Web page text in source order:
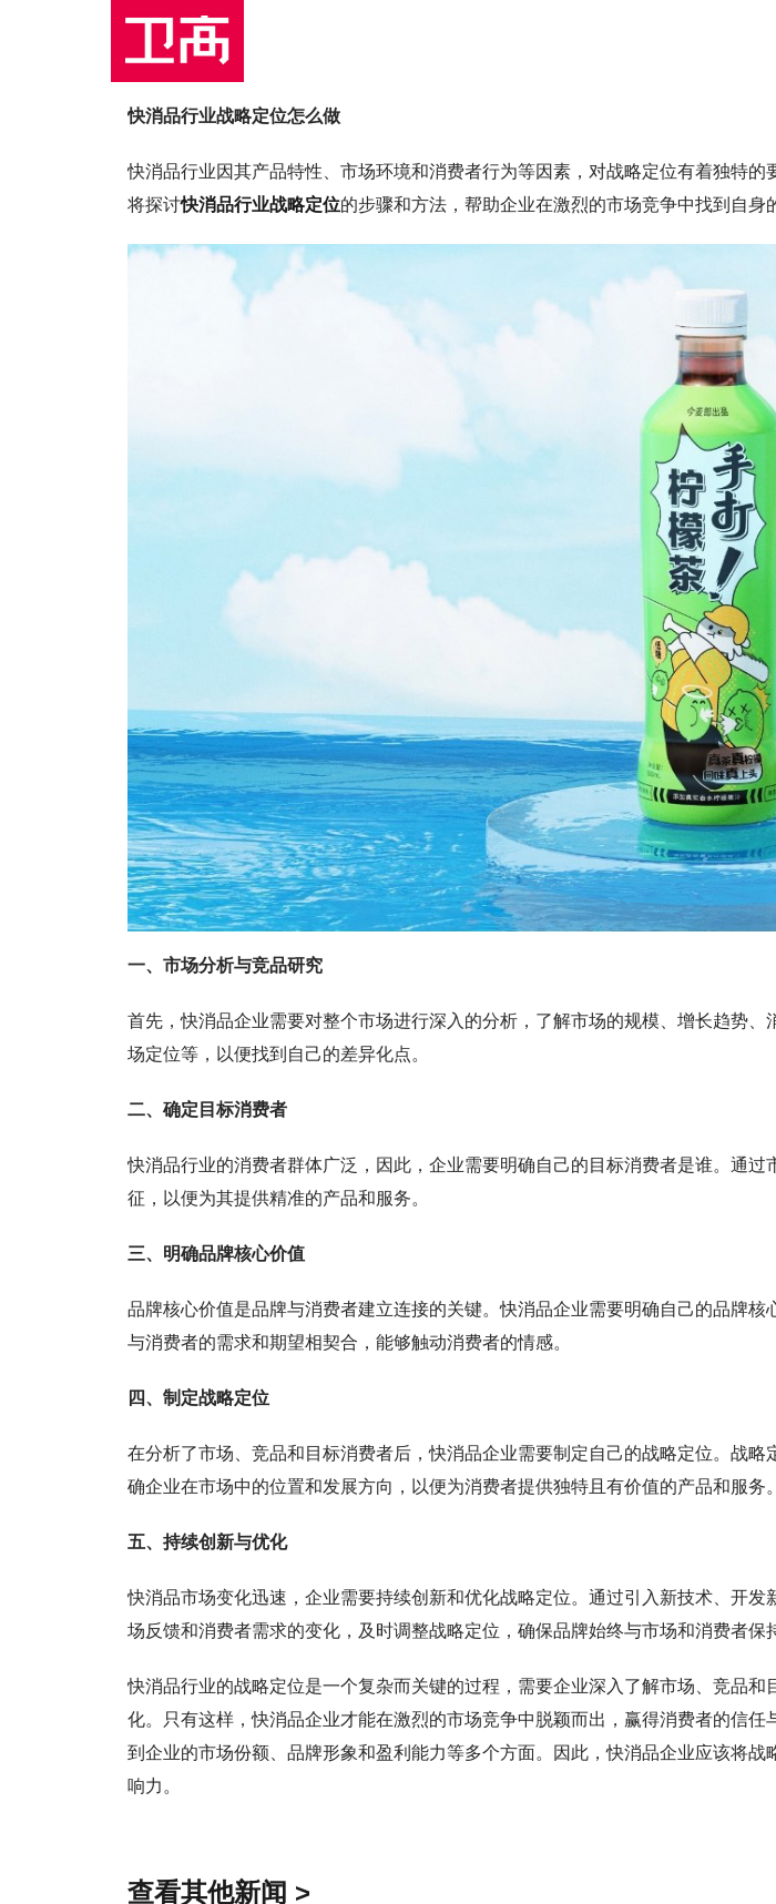
快消品行业战略定位怎么做
快消品行业因其产品特性、市场环境和消费者行为等因素，对战略定位有着独特
将探讨快消品行业战略定位的步骤和方法，帮助企业在激烈的市场竞争中找到自身
一、市场分析与竞品研究
首先，快消品企业需要对整个市场进行深入的分析，了解市场的规模、增长趋势
场定位等，以便找到自己的差异化点。
二、确定目标消费者
快消品行业的消费者群体广泛，因此，企业需要明确自己的目标消费者是谁。通
征，以便为其提供精准的产品和服务。
三、明确品牌核心价值
品牌核心价值是品牌与消费者建立连接的关键。快消品企业需要明确自己的品牌
与消费者的需求和期望相契合，能够触动消费者的情感。
四、制定战略定位
在分析了市场、竞品和目标消费者后，快消品企业需要制定自己的战略定位。战
确企业在市场中的位置和发展方向，以便为消费者提供独特且有价值的产品和服务。
五、持续创新与优化
快消品市场变化迅速，企业需要持续创新和优化战略定位。通过引入新技术、开
场反馈和消费者需求的变化，及时调整战略定位，确保品牌始终与市场和消费者保
快消品行业的战略定位是一个复杂而关键的过程，需要企业深入了解市场、竞品
化。只有这样，快消品企业才能在激烈的市场竞争中脱颖而出，赢得消费者的信
到企业的市场份额、品牌形象和盈利能力等多个方面。因此，快消品企业应该将
响力。
查看其他新闻 >